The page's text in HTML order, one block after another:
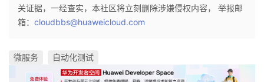
学
持
关证据，一经查实，本社区将立刻删除涉嫌侵权内容， 举报邮
箱： cloudbbs@huaweicloud.com
微服务 自动化测试